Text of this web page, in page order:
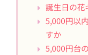
誕生日の花
5,000円以
すか
5,000円台